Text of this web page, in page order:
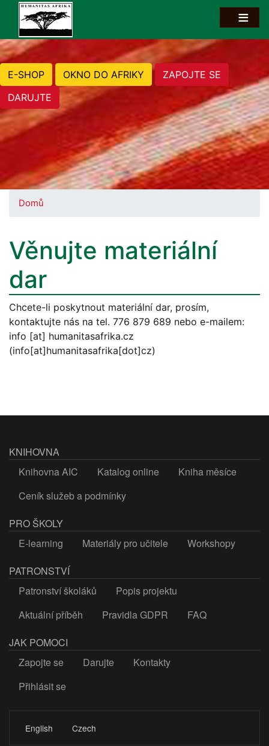
E-SHOP OKNO DO AFRIKY
ZAPOJTE SE
DARUJTE
Domů
Věnujte materiální
dar
Chcete-li poskytnout materiální dar, prosím,
kontaktujte nás na tel. 776 879 689 nebo e-mailem:
info [at] humanitasafrika.cz
(info[at]humanitasafrika[dot]cz)
KNIHOVNA
Knihovna AIC
Katalog online
Kniha měsíce
Ceník služeb a podmínky
PRO ŠKOLY
E-learning
Materiály pro učitele
Workshopy
PATRONSTVÍ
Patronství školáků
Popis projektu
Aktuální příběh
Pravidla GDPR
FAQ
JAK POMOCI
Zapojte se
Darujte
Kontakty
LOGIN
Přihlásit se
English Czech